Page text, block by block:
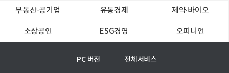
부동산·공기업 유통경제 제약∙바이오
소상공인 ESG경영 오피니언
PC 버전 전체서비스